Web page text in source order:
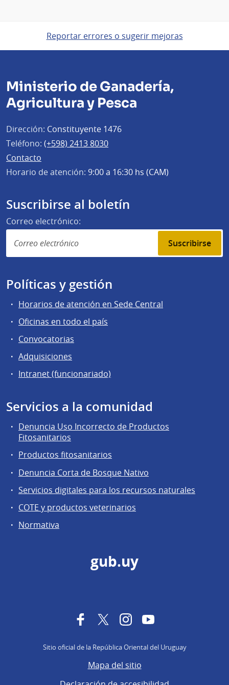
Reportar errores o sugerir mejoras
Ministerio de Ganadería,
Agricultura y Pesca
Dirección: Constituyente 1476
Teléfono: (+598) 2413 8030
Contacto
Horario de atención: 9:00 a 16:30 hs (CAM)
Suscribirse al boletín
Correo electrónico:
Suscribirse
Políticas y gestión
Horarios de atención en Sede Central
Oficinas en todo el país
Convocatorias
Adquisiciones
Intranet (funcionariado)
Servicios a la comunidad
Denuncia Uso Incorrecto de Productos
Fitosanitarios
Productos fitosanitarios
Denuncia Corta de Bosque Nativo
Servicios digitales para los recursos naturales
COTE y productos veterinarios
Normativa
gub.uy
FacebookTwitterInstagramYouTube
Sitio oficial de la República Oriental del Uruguay
Mapa del sitio